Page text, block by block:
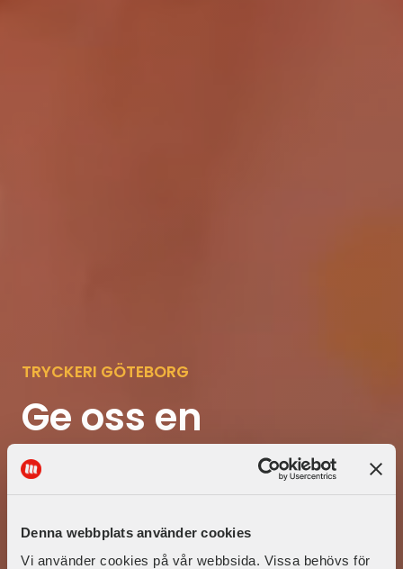
Denna webbplats använder cookies
Vi använder cookies på vår webbsida. Vissa behövs för
TRYCKERI GÖTEBORG
Ge oss en
utmaning och vi
tar den!